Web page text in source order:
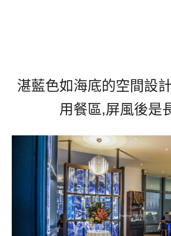
湛藍色如海底的空間設
用餐區,屏風後是